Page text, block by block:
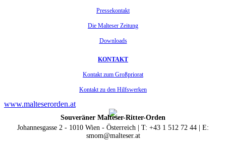
Pressekontakt
Die Malteser Zeitung
Downloads
KONTAKT
Kontakt zum Großpriorat
Kontakt zu den Hilfswerken
www.malteserorden.at
Souveräner Malteser-Ritter-Orden
Johannesgasse 2 - 1010 Wien - Österreich | T: +43 1 512 72 44 | E:
smom@malteser.at